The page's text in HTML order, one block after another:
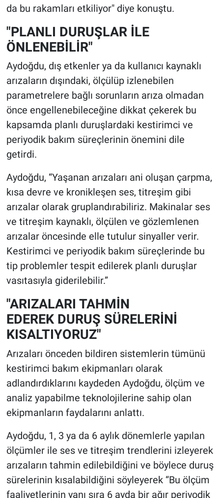
da bu rakamları etkiliyor" diye konuştu.
"PLANLI DURUŞLAR İLE
ÖNLENEBİLİR"
Aydoğdu, dış etkenler ya da kullanıcı kaynaklı
arızaların dışındaki, ölçülüp izlenebilen
parametrelere bağlı sorunların arıza olmadan
önce engellenebileceğine dikkat çekerek bu
kapsamda planlı duruşlardaki kestirimci ve
periyodik bakım süreçlerinin önemini dile
getirdi.
Aydoğdu, “Yaşanan arızaları ani oluşan çarpma,
kısa devre ve kronikleşen ses, titreşim gibi
arızalar olarak gruplandırabiliriz. Makinalar ses
ve titreşim kaynaklı, ölçülen ve gözlemlenen
arızalar öncesinde elle tutulur sinyaller verir.
Kestirimci ve periyodik bakım süreçlerinde bu
tip problemler tespit edilerek planlı duruşlar
vasıtasıyla giderilebilir.”
"ARIZALARI TAHMİN
EDEREK DURUŞ SÜRELERİNİ
KISALTIYORUZ"
Arızaları önceden bildiren sistemlerin tümünü
kestirimci bakım ekipmanları olarak
adlandırdıklarını kaydeden Aydoğdu, ölçüm ve
analiz yapabilme teknolojilerine sahip olan
ekipmanların faydalarını anlattı.
Aydoğdu, 1, 3 ya da 6 aylık dönemlerle yapılan
ölçümler ile ses ve titreşim trendlerini izleyerek
arızaların tahmin edilebildiğini ve böylece duruş
sürelerinin kısalabildiğini söyleyerek “Bu ölçüm
faaliyetlerinin yanı sıra 6 ayda bir ağır periyodik